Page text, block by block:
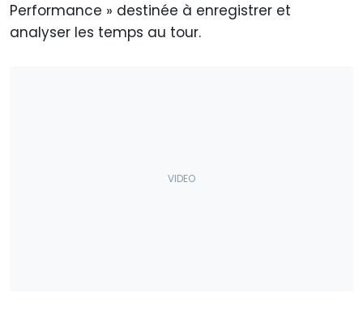
Performance » destinée à enregistrer et
analyser les temps au tour.